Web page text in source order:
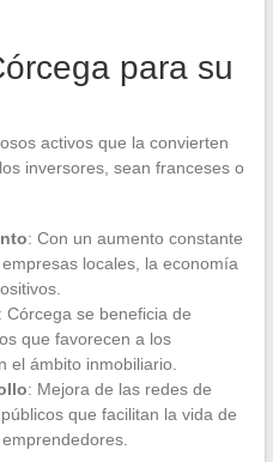
para su
activos que la convierten
inversores, sean franceses o
: Con un aumento constante
locales, la economía
: Córcega se beneficia de
que favorecen a los
el ámbito inmobiliario.
: Mejora de las redes de
que facilitan la vida de